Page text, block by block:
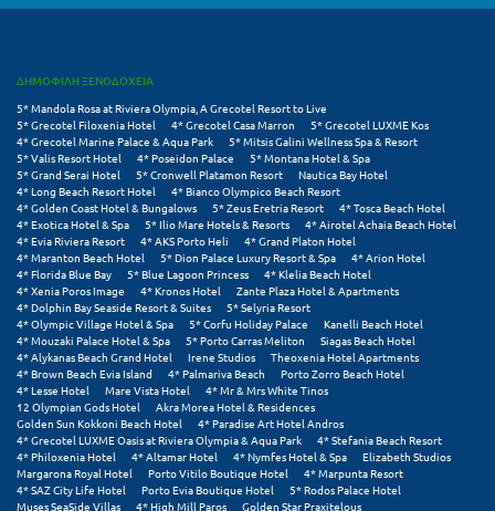
Χαλκίδα
Χαλκιδική
Χανιά
Χερσόνησος
Χερσόνησος Άθως
Χίος
Χράνοι Μεσσηνίας
Ψ
Ψαθόπυργος
ΔΗΜΟΦΙΛΗ ΞΕΝΟΔΟΧΕΙΑ
5* Mandola Rosa at Riviera Olympia, A Grecotel Resort to Live
5* Grecotel Filoxenia Hotel
4* Grecotel Casa Marron
5* Grecotel LUXME Kos
4* Grecotel Marine Palace & Aqua Park
5* Mitsis Galini Wellness Spa & Resort
5* Valis Resort Hotel
4* Poseidon Palace
5* Montana Hotel & Spa
5* Grand Serai Hotel
5* Cronwell Platamon Resort
Nautica Bay Hotel
4* Long Beach Resort Hotel
4* Bianco Olympico Beach Resort
4* Golden Coast Hotel & Bungalows
5* Zeus Eretria Resort
4* Tosca Beach Hotel
4* Exotica Hotel & Spa
5* Ilio Mare Hotels & Resorts
4* Airotel Achaia Beach Hotel
4* Evia Riviera Resort
4* AKS Porto Heli
4* Grand Platon Hotel
4* Maranton Beach Hotel
5* Dion Palace Luxury Resort & Spa
4* Arion Hotel
4* Florida Blue Bay
5* Blue Lagoon Princess
4* Klelia Beach Hotel
4* Xenia Poros Image
4* Kronos Hotel
Zante Plaza Hotel & Apartments
4* Dolphin Bay Seaside Resort & Suites
5* Selyria Resort
4* Olympic Village Hotel & Spa
5* Corfu Holiday Palace
Kanelli Beach Hotel
4* Mouzaki Palace Hotel & Spa
5* Porto Carras Meliton
Siagas Beach Hotel
4* Alykanas Beach Grand Hotel
Irene Studios
Theoxenia Hotel Apartments
4* Brown Beach Evia Island
4* Palmariva Beach
Porto Zorro Beach Hotel
4* Lesse Hotel
Mare Vista Hotel
4* Mr & Mrs White Tinos
12 Olympian Gods Hotel
Akra Morea Hotel & Residences
Golden Sun Kokkoni Beach Hotel
4* Paradise Art Hotel Andros
4* Grecotel LUXME Oasis at Riviera Olympia & Aqua Park
4* Stefania Beach Resort
4* Philoxenia Hotel
4* Altamar Hotel 4* Nymfes Hotel & Spa
Elizabeth Studios
Margarona Royal Hotel
Porto Vitilo Boutique Hotel
4* Marpunta Resort
4* SAZ City Life Hotel
Porto Evia Boutique Hotel
5* Rodos Palace Hotel
Muses SeaSide Villas
4* High Mill Paros
Golden Star Praxitelous